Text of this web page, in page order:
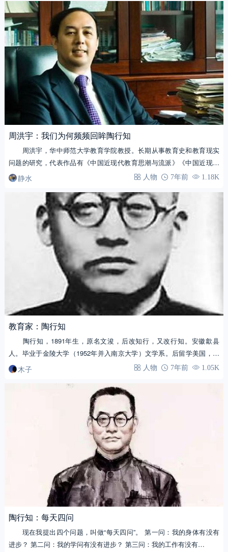
周洪宇：我们为何频频回眸陶行知
周洪宇，华中师范大学教育学院教授。长期从事教育史和教育现实
问题的研究，代表作品有《中国近现代教育思潮与流派》《中国近现代
教育实验史》等。 …
静水 人物 7年前 1.18K
教育家：陶行知
陶行知，1891年生，原名文浚，后改知行，又改行知。安徽歙县
人。毕业于金陵大学（1952年并入南京大学）文学系。后留学美国，曾
师从实用主义教…
木子 人物 7年前 1.05K
陶行知：每天四问
现在我提出四个问题，叫做“每天四问”。 第一问：我的身体有没有
进步？ 第二问：我的学问有没有进步？ 第三问：我的工作有没有…